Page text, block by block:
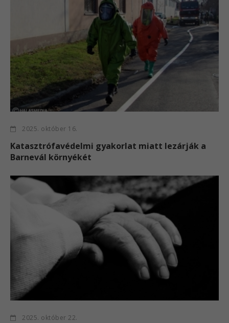
2025. október 16.
Katasztrófavédelmi gyakorlat miatt lezárják a
Barnevál környékét
2025. október 22.